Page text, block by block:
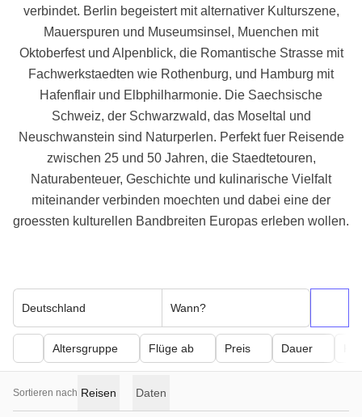
verbindet. Berlin begeistert mit alternativer Kulturszene,
Mauerspuren und Museumsinsel, Muenchen mit
Oktoberfest und Alpenblick, die Romantische Strasse mit
Fachwerkstaedten wie Rothenburg, und Hamburg mit
Hafenflair und Elbphilharmonie. Die Saechsische
Schweiz, der Schwarzwald, das Moseltal und
Neuschwanstein sind Naturperlen. Perfekt fuer Reisende
zwischen 25 und 50 Jahren, die Staedtetouren,
Naturabenteuer, Geschichte und kulinarische Vielfalt
miteinander verbinden moechten und dabei eine der
groessten kulturellen Bandbreiten Europas erleben wollen.
Deutschland Wann?
Altersgruppe Flüge ab Preis Dauer
Sortieren nach Reisen Daten